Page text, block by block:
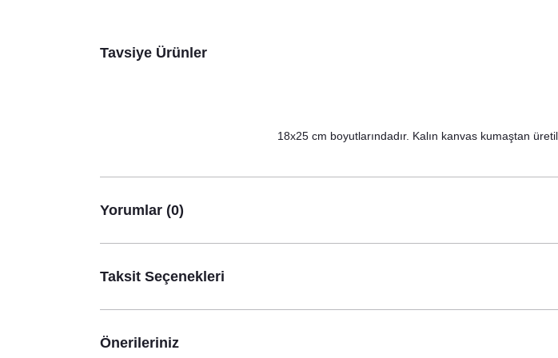
Tavsiye Ürünler
World’s Best Mom Anneye Özel Kupa Bardak
18x25 cm boyutlarındadır. Kalın kanvas kumaştan
Yorumlar (0)
Taksit Seçenekleri
Önerileriniz